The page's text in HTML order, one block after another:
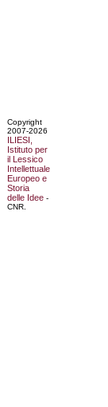
Copyright
2007-2026
ILIESI,
Istituto per
il Lessico
Intellettuale
Europeo e
Storia
delle Idee -
CNR.